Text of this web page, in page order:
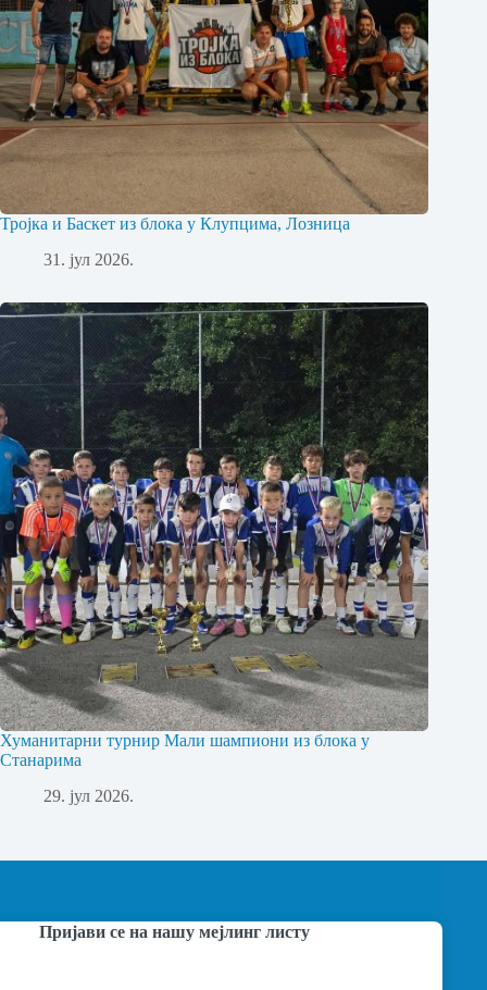
Тројка и Баскет из блока у Клупцима, Лозница
31. јул 2026.
Хуманитарни турнир Мали шампиони из блока у
Станарима
29. јул 2026.
Пријави се на нашу мејлинг листу